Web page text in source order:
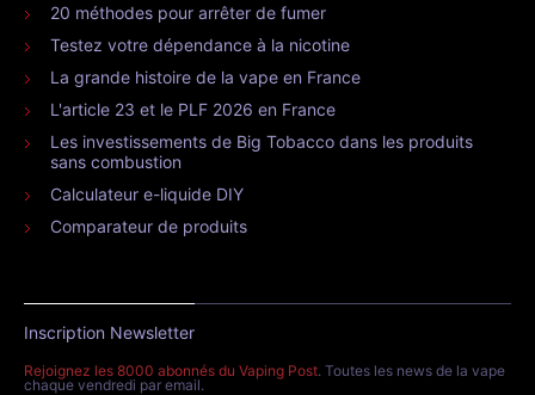
20 méthodes pour arrêter de fumer
Testez votre dépendance à la nicotine
La grande histoire de la vape en France
L'article 23 et le PLF 2026 en France
Les investissements de Big Tobacco dans les produits
sans combustion
Calculateur e-liquide DIY
Comparateur de produits
Inscription Newsletter
Rejoignez les 8000 abonnés du Vaping Post. Toutes les news de la vape
chaque vendredi par email.